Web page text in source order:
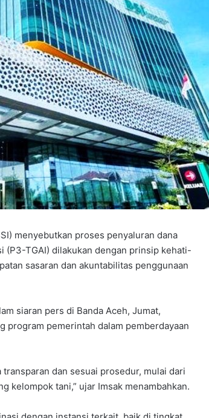
menyebutkan proses penyaluran dana
(P3-TGAI) dilakukan dengan prinsip kehati-
sasaran dan akuntabilitas penggunaan
siaran pers di Banda Aceh, Jumat,
program pemerintah dalam pemberdayaan
dan sesuai prosedur, mulai dari
kelompok tani,” ujar Imsak menambahkan.